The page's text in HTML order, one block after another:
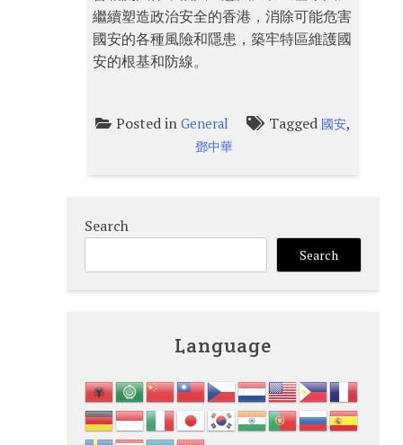
繼續塑造政治安全的香港，消除可能危害
國安的各種風險和隱患，築牢特區維護國
安的根基和防線。
Posted inGeneral Tagged 國安,
鄧中華
Search
Search
Language